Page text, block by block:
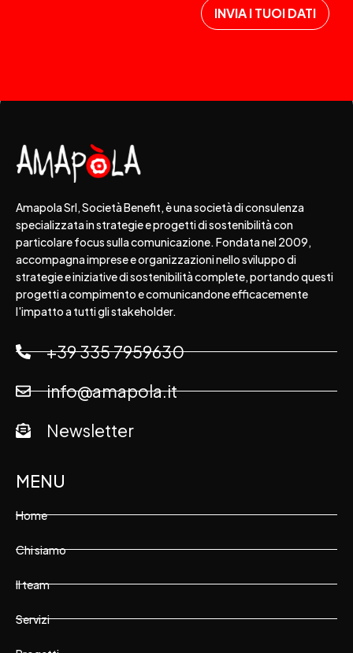
Amapola Srl, Società Benefit, è una società di consulenza
specializzata in strategie e progetti di sostenibilità con
particolare focus sulla comunicazione. Fondata nel 2009,
accompagna imprese e organizzazioni nello sviluppo di
strategie e iniziative di sostenibilità complete, portando questi
progetti a compimento e comunicandone efficacemente
l'impatto a tutti gli stakeholder.
+39 335 7959630
info@amapola.it
Newsletter
MENU
Home
Chi siamo
Il team
Servizi